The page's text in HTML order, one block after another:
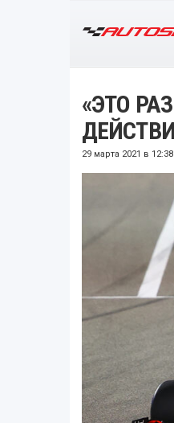
«ЭТО
29 марта 2021 в 12:38